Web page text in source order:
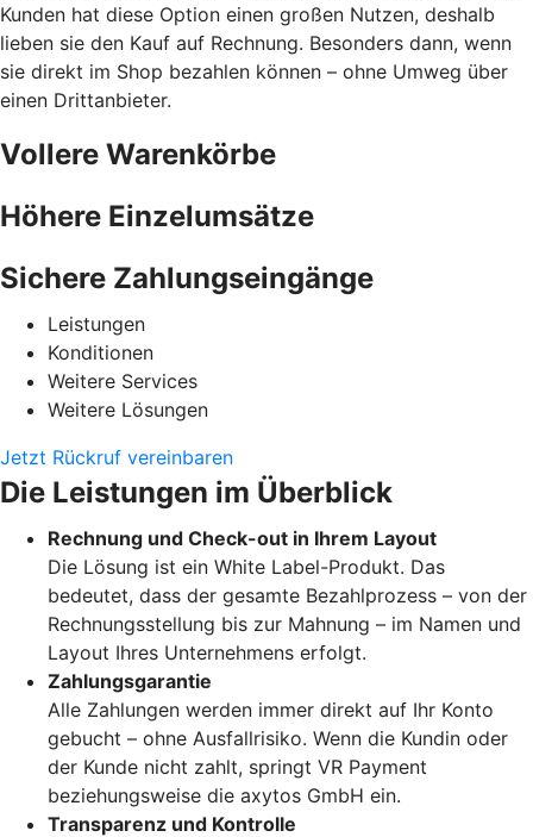
Kunden hat diese Option einen großen Nutzen, deshalb
lieben sie den Kauf auf Rechnung. Besonders dann, wenn
sie direkt im Shop bezahlen können – ohne Umweg über
einen Drittanbieter.
Vollere Warenkörbe
Höhere Einzelumsätze
Sichere Zahlungseingänge
Leistungen
Konditionen
Weitere Services
Weitere Lösungen
Jetzt Rückruf vereinbaren
Die Leistungen im Überblick
Rechnung und Check-out in Ihrem Layout
Die Lösung ist ein White Label-Produkt. Das
bedeutet, dass der gesamte Bezahlprozess – von der
Rechnungsstellung bis zur Mahnung – im Namen und
Layout Ihres Unternehmens erfolgt.
Zahlungsgarantie
Alle Zahlungen werden immer direkt auf Ihr Konto
gebucht – ohne Ausfallrisiko. Wenn die Kundin oder
der Kunde nicht zahlt, springt VR Payment
beziehungsweise die axytos GmbH ein.
Transparenz und Kontrolle